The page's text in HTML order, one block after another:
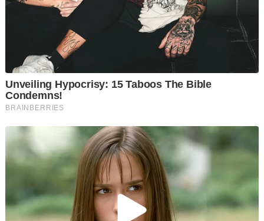
Beliau kini menjalani hukuman penjara enam tahun di Penjara
Kajang, Selangor selepas disabitkan bersalah menyeleweng
RM42 juta dana SRC International Sdn Bhd.